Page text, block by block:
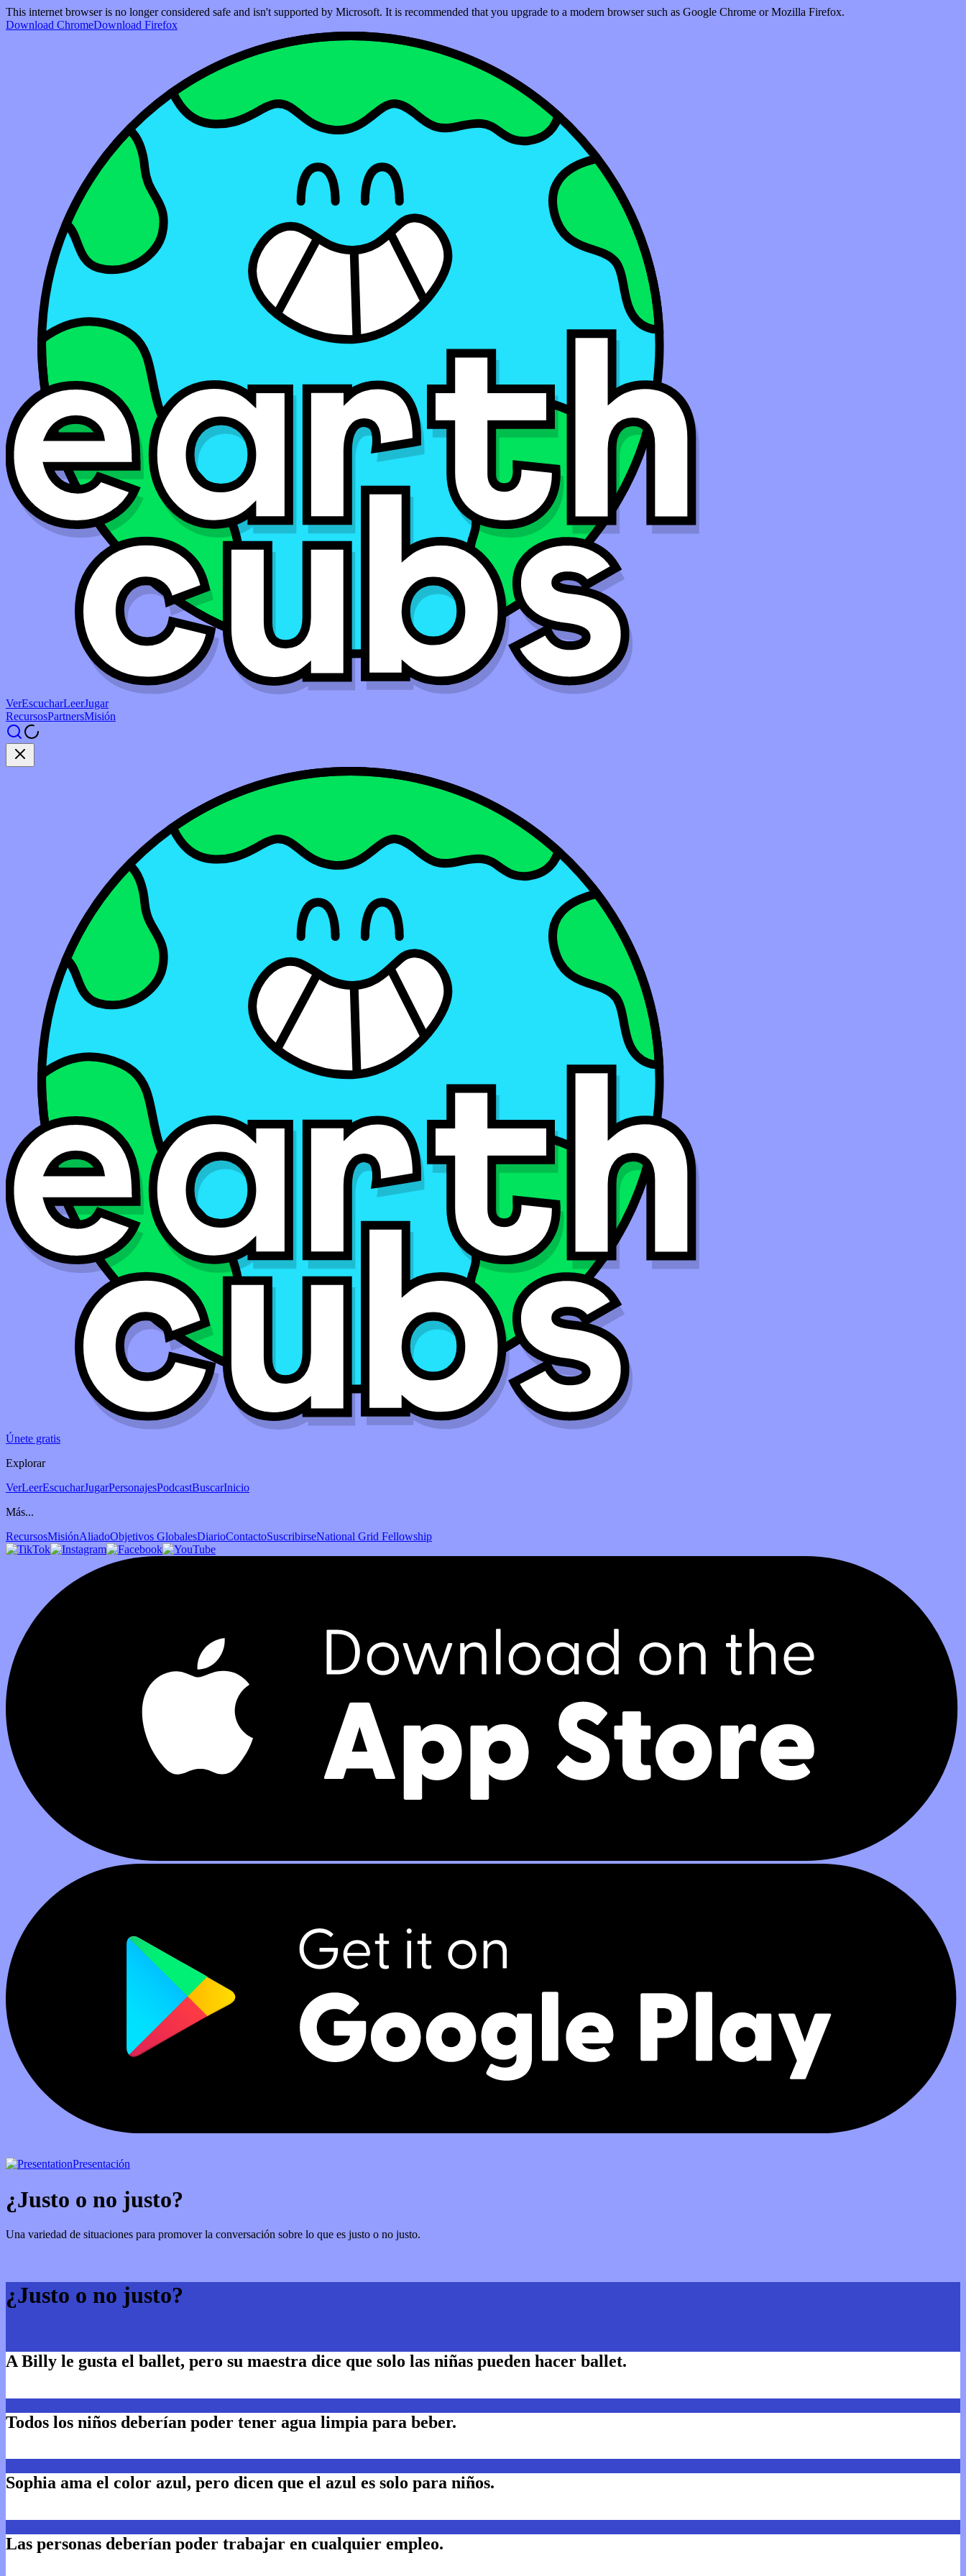
This internet browser is no longer considered safe and isn't supported by Microsoft. It is recommended that you upgrade to a modern browser such as Google Chrome or Mozilla Firefox.
Download ChromeDownload Firefox
VerEscucharLeerJugar
RecursosPartnersMisión
Únete gratis
Explorar
VerLeerEscucharJugarPersonajesPodcastBuscarInicio
Más...
RecursosMisiónAliadoObjetivos GlobalesDiarioContactoSuscribirseNational Grid Fellowship
Presentación
¿Justo o no justo?
Una variedad de situaciones para promover la conversación sobre lo que es justo o no justo.
¿Justo o no justo?
A Billy le gusta el ballet, pero su maestra dice que solo las niñas pueden hacer ballet.
Todos los niños deberían poder tener agua limpia para beber.
Sophia ama el color azul, pero dicen que el azul es solo para niños.
Las personas deberían poder trabajar en cualquier empleo.